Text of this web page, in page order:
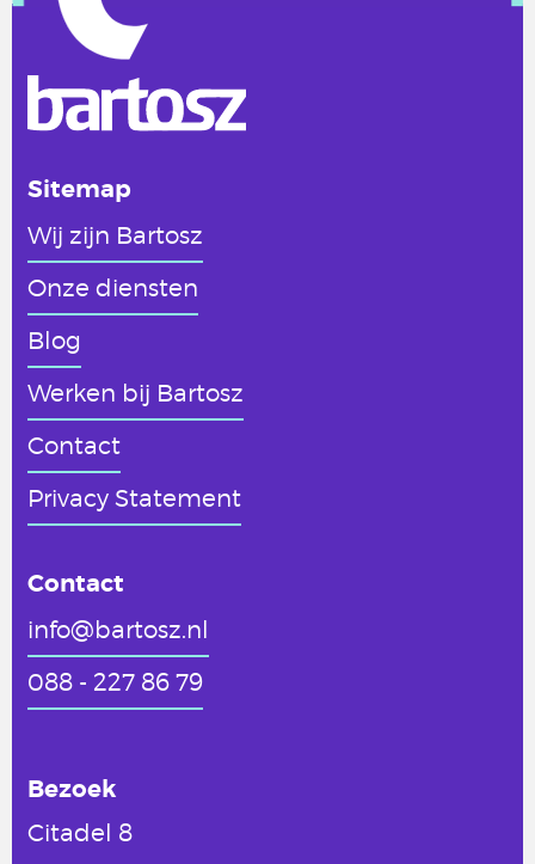
Sitemap
Wij zijn Bartosz
Onze diensten
Blog
Werken bij Bartosz
Contact
Privacy Statement
Contact
info@bartosz.nl
088 - 227 86 79
Bezoek
Citadel 8